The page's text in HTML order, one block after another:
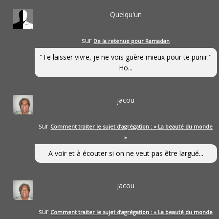
Quelqu'un
sur De la retenue pour Ramadan
"Te laisser vivre, je ne vois guère mieux pour te punir."
Ho...
jacou
sur Comment traiter le sujet d’agrégation : « La beauté du monde
»
A voir et à écouter si on ne veut pas être largué...
jacou
sur Comment traiter le sujet d’agrégation : « La beauté du monde